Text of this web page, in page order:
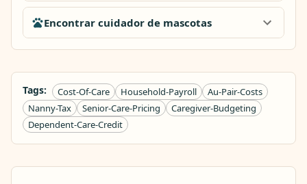
Encontrar cuidador de mascotas
Tags: Cost-Of-Care Household-Payroll
Au-Pair-Costs
Nanny-Tax
Senior-Care-Pricing
Caregiver-Budgeting
Dependent-Care-Credit